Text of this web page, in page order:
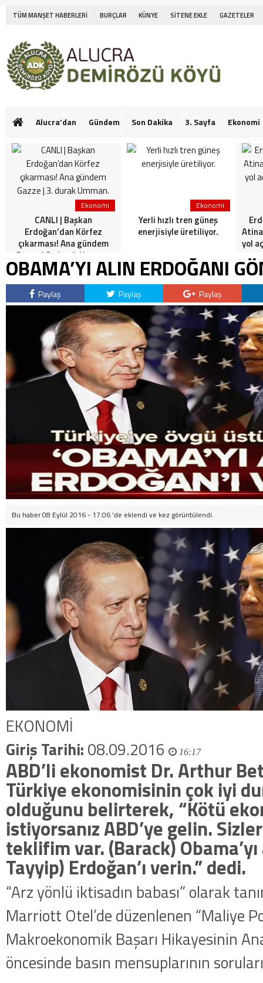
TÜM MANŞET HABERLERİ BURÇLAR KÜNYE SİTENE EKLE GAZETELER
Alucra’dan Gündem Son Dakika 3. Sayfa Ekonomi
Ekonomi
CANLI | Başkan
Erdoğan’dan Körfez
çıkarması! Ana gündem
Gazze | 3. durak Umman.
Ekonomi
Yerli hızlı tren güneş
enerjisiyle üretiliyor.
yol
OBAMA’YI ALIN ERDOĞANI
Paylaş Paylaş Paylaş
Bu haber 08 Eylül 2016 - 17:06 'de eklendi ve kez görüntülendi.
EKONOMİ
Giriş Tarihi: 08.09.2016 16:17
ABD’li ekonomist Dr. Arthur
Türkiye ekonomisinin çok iyi
olduğunu belirterek, “Kötü
istiyorsanız ABD’ye gelin.
teklifim var. (Barack) Obama’yı
Tayyip) Erdoğan’ı verin.” dedi.
“Arz yönlü iktisadın babası” olarak
Marriott Otel’de düzenlenen “Maliye
Makroekonomik Başarı Hikayesinin
öncesinde basın mensuplarının